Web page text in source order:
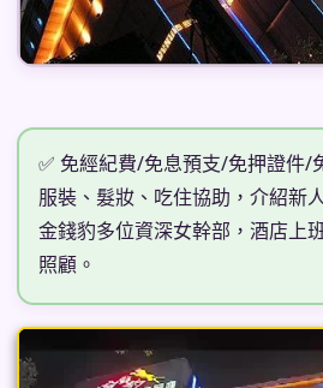
✅ 免經紀費/免息預支/免押證件/
服裝、髮妝、吃住協助，介紹新
金錢豹多位資深女幹部，酒店上
照顧。